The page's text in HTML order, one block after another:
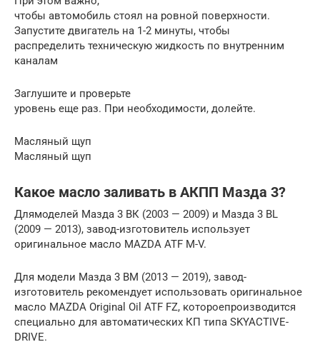
чтобы автомобиль стоял на ровной поверхности.
Запустите двигатель на 1-2 минуты, чтобы
распределить техническую жидкость по внутренним
каналам
Заглушите и проверьте
уровень еще раз. При необходимости, долейте.
Масляный щуп
Масляный щуп
Какое масло заливать в АКПП Мазда 3?
Длямоделей Мазда 3 ВК (2003 — 2009) и Мазда 3 BL
(2009 — 2013), завод-изготовитель использует
оригинальное масло MAZDA ATF M-V.
Для модели Мазда 3 BM (2013 — 2019), завод-
изготовитель рекомендует использовать оригинальное
масло MAZDA Original Oil ATF FZ, котороепроизводится
специально для автоматических КП типа SKYACTIVE-
DRIVE.